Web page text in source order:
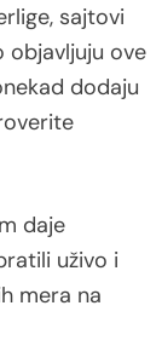
sajtovi
objavljuju ove
dodaju
daje
uživo i
mera na